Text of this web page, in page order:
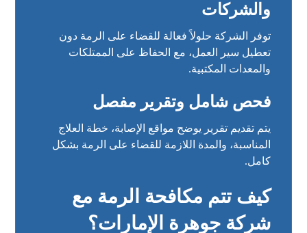
والشركات
توفر الشركة حلولاً فعالة للقضاء على الرمة دون
تعطيل سير العمل، مع الحفاظ على الممتلكات
والمعدات المكتبية.
فحص شامل وتقرير مفصل
يتم تقديم تقرير يوضح مواقع الإصابة، خطة العلاج
المناسبة، والمدة اللازمة للقضاء على الرمة بشكل
كامل.
كيف تتم مكافحة الرمة مع
شركة جوهرة الإمارات؟